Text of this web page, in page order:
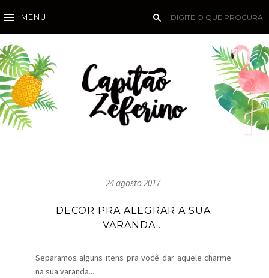
MENU
24 agosto 2017
DECOR PRA ALEGRAR A SUA
VARANDA...
Separamos alguns itens pra você dar aquele charme
na sua varanda....